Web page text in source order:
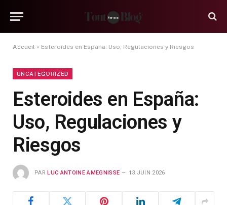
Accueil » Esteroides en España: Uso, Regulaciones y Riesgos
UNCATEGORIZED
Esteroides en España:
Uso, Regulaciones y
Riesgos
PAR LUC ANTOINE AMEGNISSE 13 JUIN 2026